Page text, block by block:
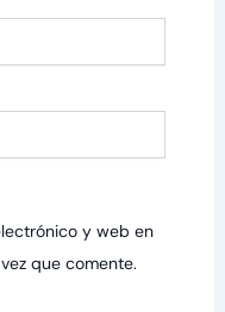
y web en
que comente.